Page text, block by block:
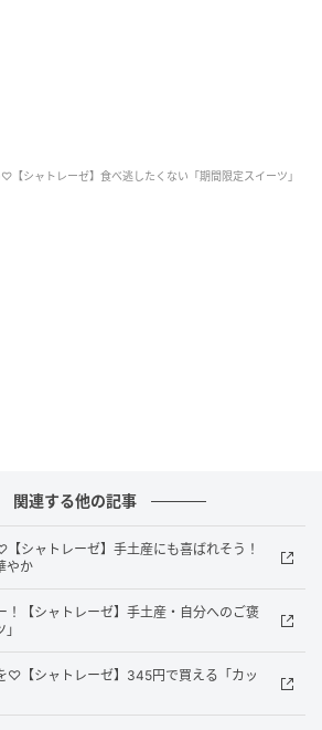
かな口どけ」スフレチーズケー
【シャトレーゼ】食べ逃したくない「期間限定スイーツ」
関連する他の記事
シャトレーゼ】手土産にも喜ばれそう！
やか
【シャトレーゼ】手土産・自分へのご褒
♡【シャトレーゼ】345円で買える「カッ